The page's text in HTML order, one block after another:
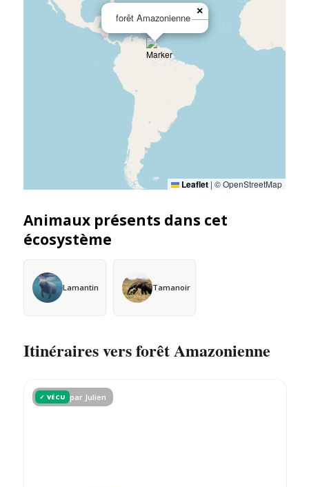
forêt Amazonienne
×
Leaflet | © OpenStreetMap
Animaux présents dans cet
écosystème
Lamantin Tamanoir
Itinéraires vers forêt Amazonienne
✓ VÉCU par Julien